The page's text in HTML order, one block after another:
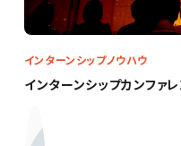
インターンシップカンファ
インターンシップノウハウ